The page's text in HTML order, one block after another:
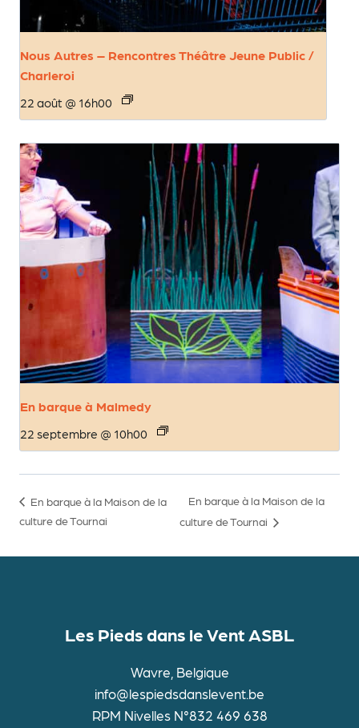
Nous Autres – Rencontres Théâtre Jeune Public /
Charleroi
22 août @ 16h00
En barque à Malmedy
22 septembre @ 10h00
En barque à la Maison de la
culture de Tournai
En barque à la Maison de la
culture de Tournai
Les Pieds dans le Vent ASBL
Wavre, Belgique
info@lespiedsdanslevent.be
RPM Nivelles N°832 469 638